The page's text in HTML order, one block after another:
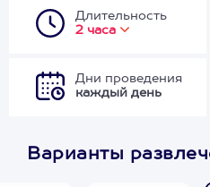
Длительность
2 часа
Дни проведения
каждый день
Варианты